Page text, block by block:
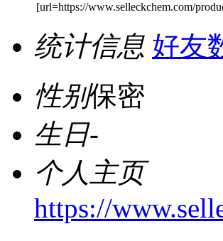
[url=https://www.selleckchem.com/
统计信息 好友
性别保密
生日-
个人主页
https://